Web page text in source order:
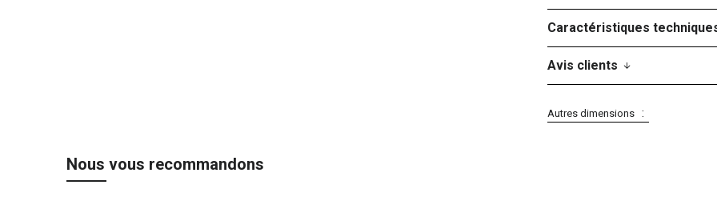
Caractéristiques
Avis clients
Autres dimensions
Nous vous recommandons